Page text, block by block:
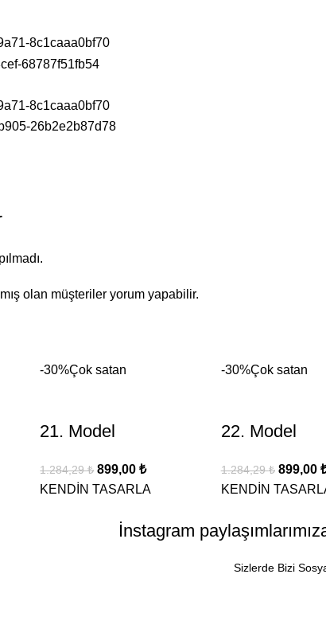
olan müşteriler yorum yapabilir.
-30%Çok satan
21. Model
1.284,29₺ 899,00₺
KENDİN TASARLA
-30%Çok satan
22. Model
1.284,29₺ 899,00
KENDİN
İnstagram
Sizlerde Bizi